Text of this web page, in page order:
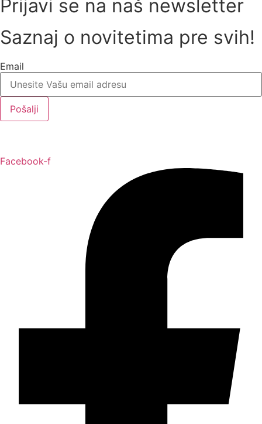
Prijavi se na naš newsletter
Saznaj o novitetima pre svih!
Email
Pošalji
Facebook-f